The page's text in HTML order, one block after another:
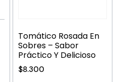
Tomático Rosada En
Sobres – Sabor
Práctico Y Delicioso
$8.300